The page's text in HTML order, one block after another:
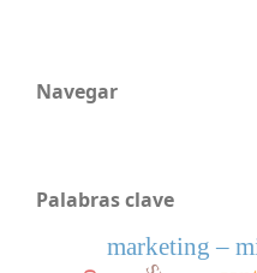
Navegar
Palabras clave
marketing –